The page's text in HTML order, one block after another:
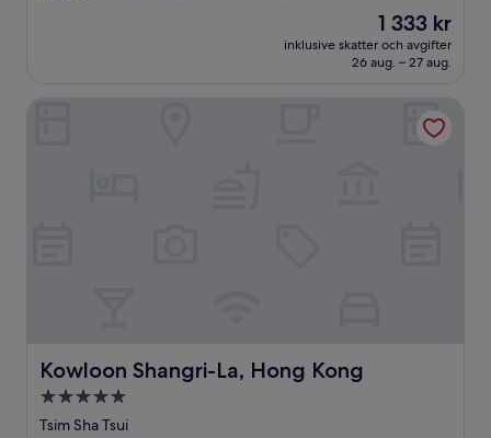
Priset
är
1 333 kr
1 333 kr
inklusive skatter och avgifter
26 aug. – 27 aug.
Kowloon Shangri-La, Hong Kong
Kowloon Shangri-La, Hong Kong
5.0-
stjärnigt
Tsim Sha Tsui